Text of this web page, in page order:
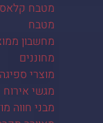
מטבח
מטבח
מחשבון
מחוננים
מוצרי
מגשי אירוח
מבני חווה